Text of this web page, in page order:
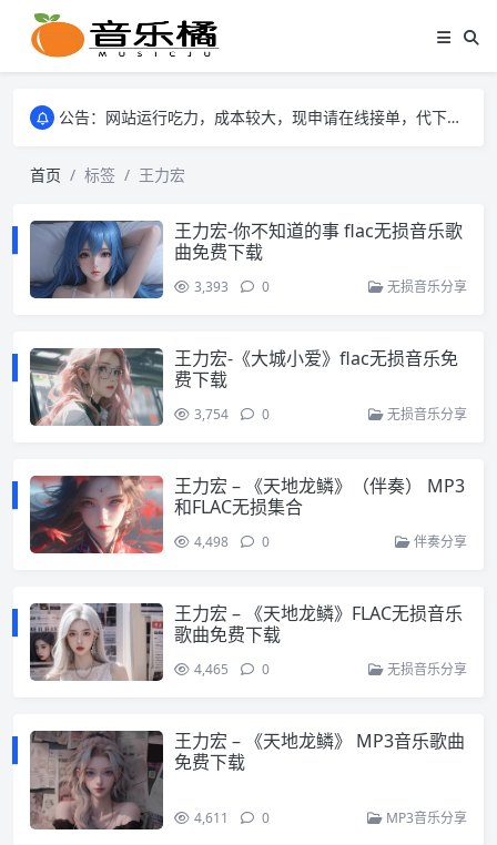
公告：网站运行吃力，成本较大，现申请在线接单，代下mp3格式的音乐歌曲。
公告：网站运行吃力，成本较大，现申请在线接单，代下mp3格式的音乐歌曲。
首页 标签 王力宏
王力宏-你不知道的事 flac无损音乐歌
曲免费下载
3,393 0 无损音乐分享
王力宏-《大城小爱》flac无损音乐免
费下载
3,754 0 无损音乐分享
王力宏 – 《天地龙鳞》（伴奏） MP3
和FLAC无损集合
4,498 0 伴奏分享
王力宏 – 《天地龙鳞》FLAC无损音乐
歌曲免费下载
4,465 0 无损音乐分享
王力宏 – 《天地龙鳞》 MP3音乐歌曲
免费下载
4,611 0 MP3音乐分享